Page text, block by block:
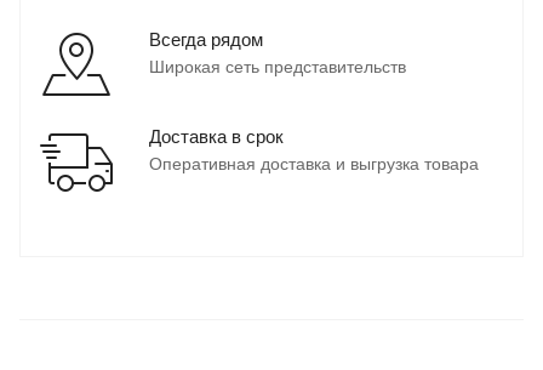
Всегда рядом
Широкая сеть представительств
Доставка в срок
Оперативная доставка и выгрузка товара